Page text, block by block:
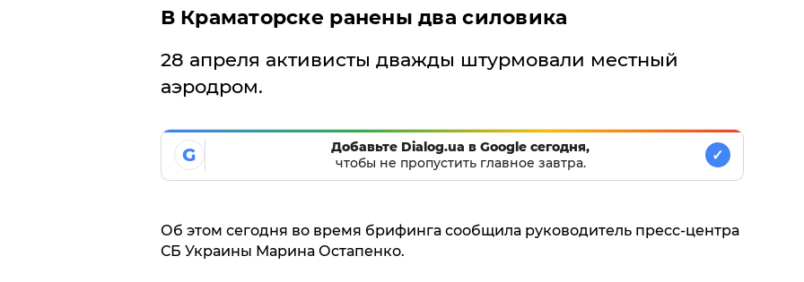
​В Краматорске ранены два силовика
28 апреля активисты дважды штурмовали местный
аэродром.
G
Добавьте Dialog.ua в Google сегодня,
чтобы не пропустить главное завтра.
✓
Об этом сегодня во время брифинга сообщила руководитель пресс-центра
СБ Украины Марина Остапенко.